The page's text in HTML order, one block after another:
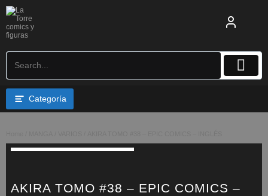
contenido
Categoría
AKIRA TOMO #38 – EPIC COMICS –